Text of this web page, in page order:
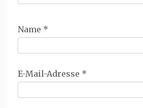
Name *
E-Mail-Adresse *